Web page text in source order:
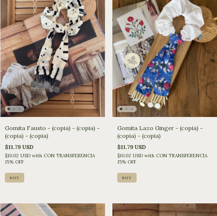
Gomita Fausto - (copia) - (copia) -
(copia) - (copia)
$11.79 USD
$10.02 USD with CON TRANSFERENCIA
15% OFF
Gomita Lazo Ginger - (copia) -
(copia) - (copia)
$11.79 USD
$10.02 USD with CON TRANSFERENCIA
15% OFF